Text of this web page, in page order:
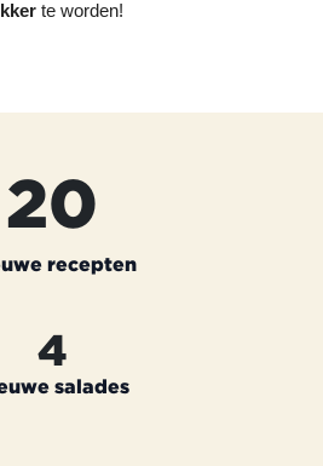
te worden!
20
recepten
4
salades